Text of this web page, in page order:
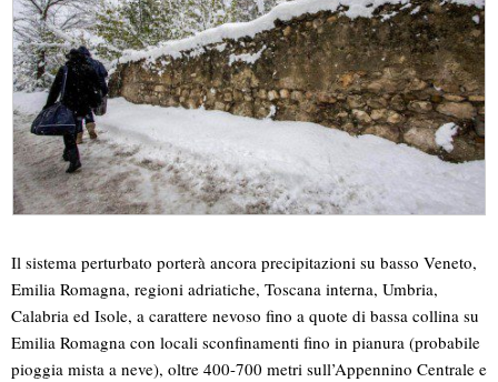
Il sistema perturbato porterà ancora precipitazioni su basso Veneto,
Emilia Romagna, regioni adriatiche, Toscana interna, Umbria,
Calabria ed Isole, a carattere nevoso fino a quote di bassa collina su
Emilia Romagna con locali sconfinamenti fino in pianura (probabile
pioggia mista a neve), oltre 400-700 metri sull’Appennino Centrale e